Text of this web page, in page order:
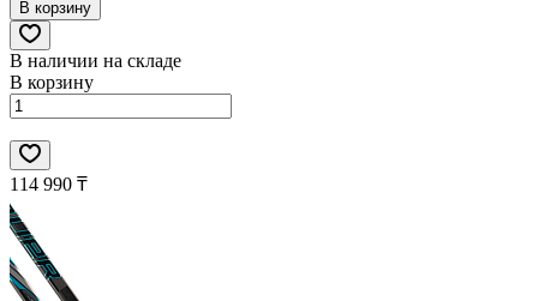
В корзину
В наличии на складе
В корзину
114 990 ₸